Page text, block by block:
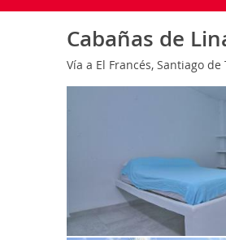
Cabañas de
Vía a El Francés, Santiago